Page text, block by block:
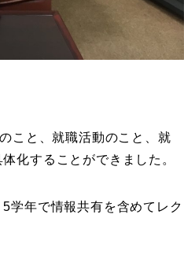
こと、就職活動のこと、就
化することができました。
学年で情報共有を含めてレク